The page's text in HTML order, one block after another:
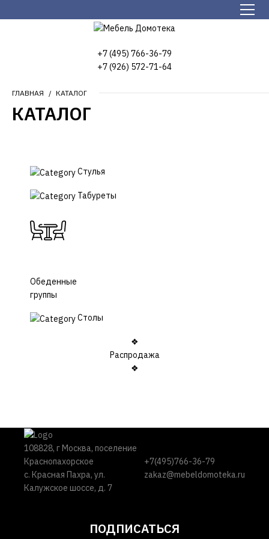
+7 (495) 766-36-79
+7 (926) 572-71-64
ГЛАВНАЯ КАТАЛОГ
КАТАЛОГ
Стулья
Табуреты
Обеденные
группы
Столы
❖
Распродажа
❖
108828, г Москва, поселение
Краснопахорское
с. Красная Пахра, ул.
Калужское шоссе, д. 7
+7(495)766-36-79
zakaz@mebeldomoteka.ru
ПОДПИСАТЬСЯ